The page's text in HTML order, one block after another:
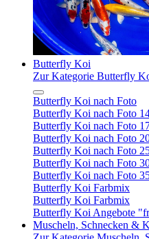
Butterfly Koi
Zur Kategorie Butterfly
Butterfly Koi nach Foto
Butterfly Koi nach Foto
Butterfly Koi nach Foto
Butterfly Koi nach Foto
Butterfly Koi nach Foto
Butterfly Koi nach Foto
Butterfly Koi nach Foto
Butterfly Koi Farbmix
Butterfly Koi Farbmix
Butterfly Koi Angebote
Muscheln, Schnecken &